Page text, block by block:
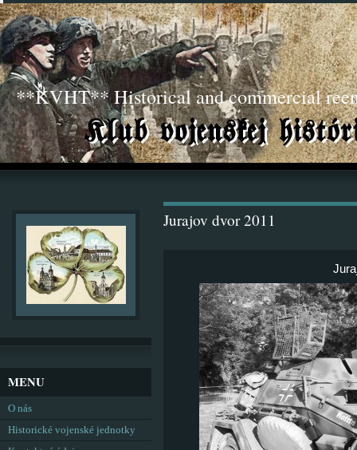
**KVHT** Historical and commercial
Jurajov dvor 2011
MENU
O nás
Historické vojenské jednotky